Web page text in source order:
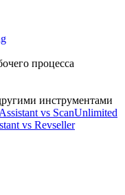
процесса
инструментами
vs ScanUnlimited
vs Revseller